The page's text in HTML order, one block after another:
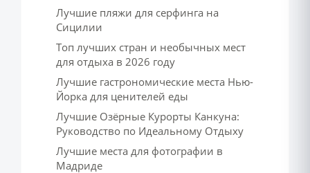
Лучшие пляжи для серфинга на
Сицилии
Топ лучших стран и необычных мест
для отдыха в 2026 году
Лучшие гастрономические места Нью-
Йорка для ценителей еды
Лучшие Озёрные Курорты Канкуна:
Руководство по Идеальному Отдыху
Лучшие места для фотографии в
Мадриде